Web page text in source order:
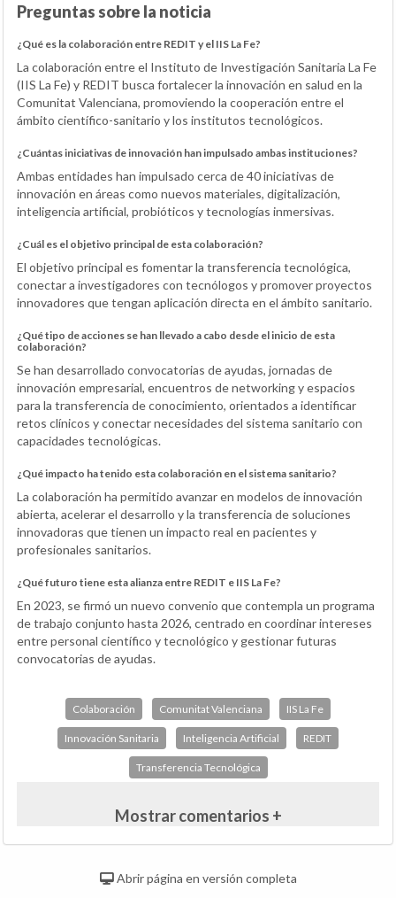
Preguntas sobre la noticia
¿Qué es la colaboración entre REDIT y el IIS La Fe?
La colaboración entre el Instituto de Investigación Sanitaria La Fe
(IIS La Fe) y REDIT busca fortalecer la innovación en salud en la
Comunitat Valenciana, promoviendo la cooperación entre el
ámbito científico-sanitario y los institutos tecnológicos.
¿Cuántas iniciativas de innovación han impulsado ambas instituciones?
Ambas entidades han impulsado cerca de 40 iniciativas de
innovación en áreas como nuevos materiales, digitalización,
inteligencia artificial, probióticos y tecnologías inmersivas.
¿Cuál es el objetivo principal de esta colaboración?
El objetivo principal es fomentar la transferencia tecnológica,
conectar a investigadores con tecnólogos y promover proyectos
innovadores que tengan aplicación directa en el ámbito sanitario.
¿Qué tipo de acciones se han llevado a cabo desde el inicio de esta
colaboración?
Se han desarrollado convocatorias de ayudas, jornadas de
innovación empresarial, encuentros de networking y espacios
para la transferencia de conocimiento, orientados a identificar
retos clínicos y conectar necesidades del sistema sanitario con
capacidades tecnológicas.
¿Qué impacto ha tenido esta colaboración en el sistema sanitario?
La colaboración ha permitido avanzar en modelos de innovación
abierta, acelerar el desarrollo y la transferencia de soluciones
innovadoras que tienen un impacto real en pacientes y
profesionales sanitarios.
¿Qué futuro tiene esta alianza entre REDIT e IIS La Fe?
En 2023, se firmó un nuevo convenio que contempla un programa
de trabajo conjunto hasta 2026, centrado en coordinar intereses
entre personal científico y tecnológico y gestionar futuras
convocatorias de ayudas.
Colaboración Comunitat Valenciana IIS La Fe
Innovación Sanitaria Inteligencia Artificial REDIT
Transferencia Tecnológica
Mostrar comentarios +
Abrir página en versión completa